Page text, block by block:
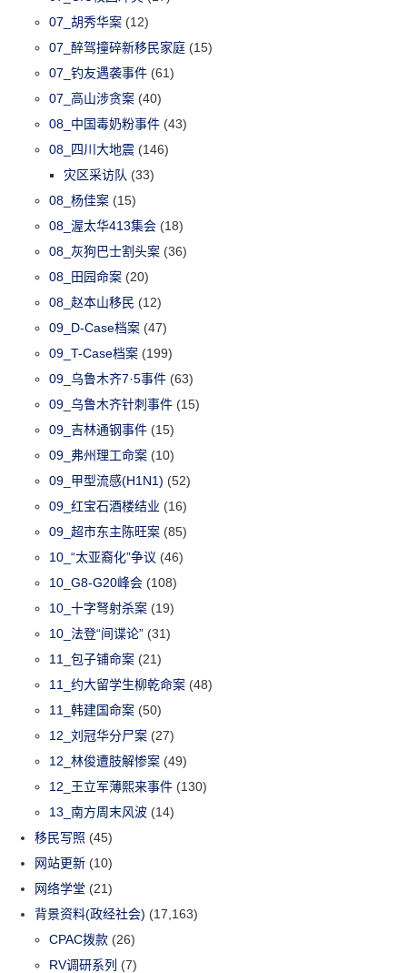
07_胡秀华案 (12)
07_醉驾撞碎新移民家庭 (15)
07_钓友遇袭事件 (61)
07_高山涉贪案 (40)
08_中国毒奶粉事件 (43)
08_四川大地震 (146)
灾区采访队 (33)
08_杨佳案 (15)
08_渥太华413集会 (18)
08_灰狗巴士割头案 (36)
08_田园命案 (20)
08_赵本山移民 (12)
09_D-Case档案 (47)
09_T-Case档案 (199)
09_乌鲁木齐7·5事件 (63)
09_乌鲁木齐针刺事件 (15)
09_吉林通钢事件 (15)
09_弗州理工命案 (10)
09_甲型流感(H1N1) (52)
09_红宝石酒楼结业 (16)
09_超市东主陈旺案 (85)
10_“太亚裔化”争议 (46)
10_G8-G20峰会 (108)
10_十字弩射杀案 (19)
10_法登“间谍论” (31)
11_包子铺命案 (21)
11_约大留学生柳乾命案 (48)
11_韩建国命案 (50)
12_刘冠华分尸案 (27)
12_林俊遭肢解惨案 (49)
12_王立军薄熙来事件 (130)
13_南方周末风波 (14)
移民写照 (45)
网站更新 (10)
网络学堂 (21)
背景资料(政经社会) (17,163)
CPAC拨款 (26)
RV调研系列 (7)